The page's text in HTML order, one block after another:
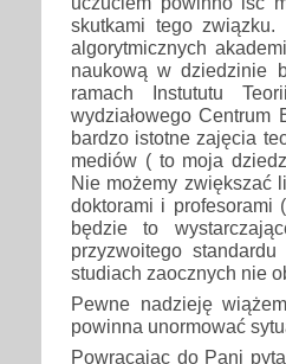
skutkami tego związku.
algorytmicznych
naukową w dziedzinie
ramach Instututu
wydziałowego Centrum
bardzo istotne zajęcia
mediów ( to moja
Nie możemy zwiększać
doktorami i profesorami
będzie to
przyzwoitego
studiach zaocznych nie
Pewne nadzieję
powinna unormować
Powracając do Pani